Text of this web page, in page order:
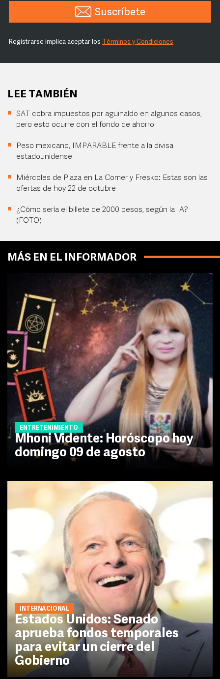
Suscríbete
Registrarse implica aceptar los Términos y Condiciones
LEE TAMBIÉN
SAT cobra impuestos por aguinaldo en algunos casos,
pero esto ocurre con el fondo de ahorro
Peso mexicano, IMPARABLE frente a la divisa
estadounidense
Miércoles de Plaza en La Comer y Fresko: Estas son las
ofertas de hoy 22 de octubre
¿Cómo sería el billete de 2000 pesos, según la IA?
(FOTO)
MÁS EN EL INFORMADOR
ENTRETENIMIENTO
Mhoni Vidente: Horóscopo hoy
domingo 09 de agosto
INTERNACIONAL
Estados Unidos: Senado
aprueba fondos temporales
para evitar un cierre del
Gobierno